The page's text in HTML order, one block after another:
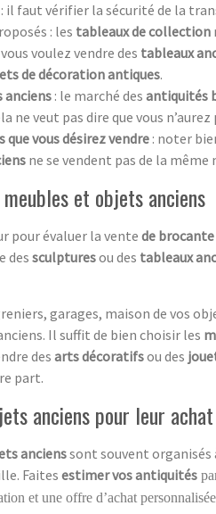
: il faut vérifier la sécurité de la
: les tableaux de collection
vous voulez vendre des tableaux
de décoration antiques.
anciens: le marché des antiquités
ne veut pas dire que vous
vous désirez vendre : noter
ne se vendent pas de la même
et objets anciens
pour évaluer la vente de brocante
des sculpturesou des tableaux
garages, maison de vos
Il suffit de bien choisir les
des arts décoratifsou des
part.
anciens pour leur
ancienssont souvent organisés
Faites estimer vos antiquités
et une offre d’achat